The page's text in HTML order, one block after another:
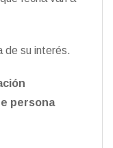
de su interés.
persona